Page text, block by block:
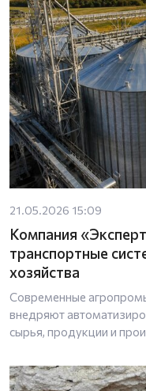
21.05.2026 15:09
Компания
транспортные
хозяйства
Современные
внедряют
сырья, продукции и